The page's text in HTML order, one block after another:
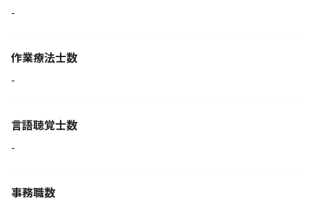
-
作業療法士数
-
言語聴覚士数
-
事務職数